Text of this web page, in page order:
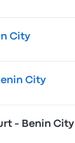
City
City
- Benin City